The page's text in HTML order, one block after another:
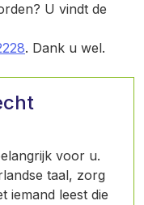
U vindt de
. Dank u wel.
voor u.
taal, zorg
iemand leest die